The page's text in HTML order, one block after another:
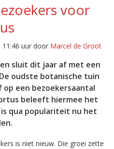
voor
11:46 uur door Marcel de Groot
sluit dit jaar af met een
oudste botanische tuin
een bezoekersaantal
beleeft hiermee het
qua populariteit nu het
is niet nieuw. Die groei zette